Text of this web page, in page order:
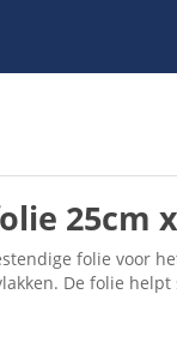
25cm
folie voor
De folie helpt